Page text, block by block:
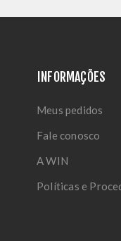
INFORMAÇÕES
Meus pedidos
Fale conosco
A WIN
Políticas e